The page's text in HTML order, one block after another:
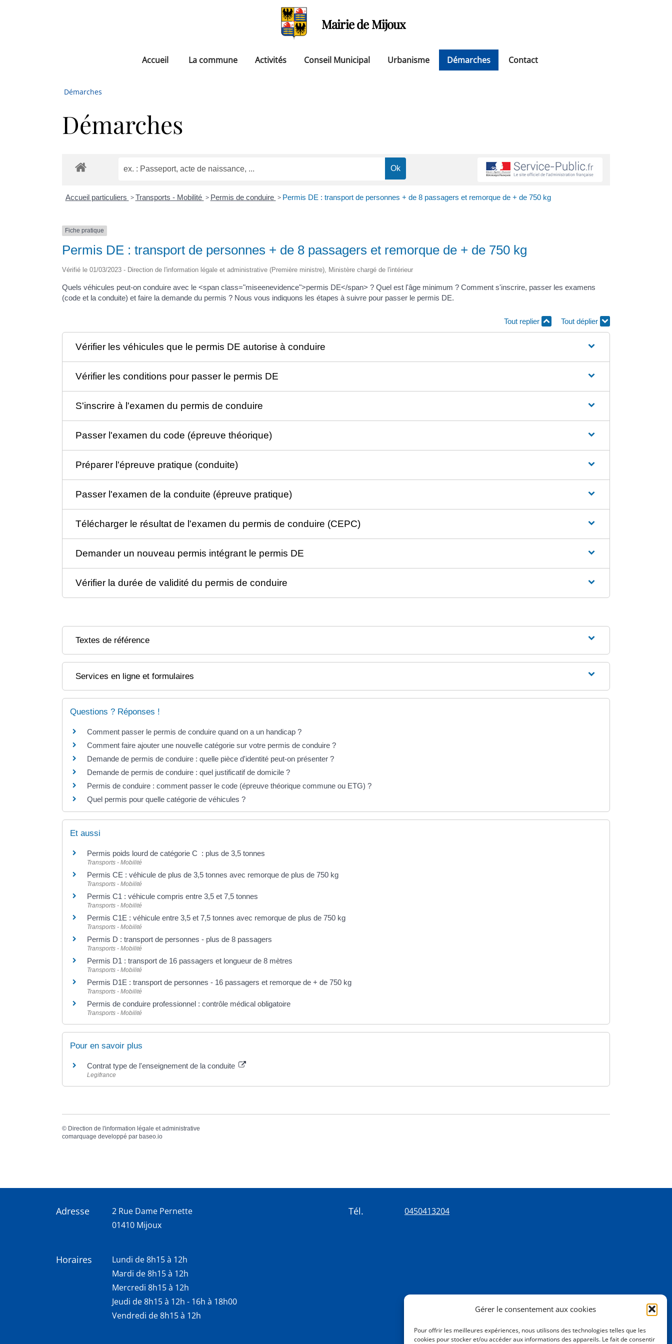
Gérer le consentement aux cookies
Pour offrir les meilleures expériences, nous utilisons des technologies telles que les
cookies pour stocker et/ou accéder aux informations des appareils. Le fait de consentir
Mairie de Mijoux
Accueil La commune Activités Conseil Municipal Urbanisme Démarches Contact
Démarches
Démarches
Accueil particuliers > Transports - Mobilité > Permis de conduire > Permis DE : transport de personnes + de 8 passagers et remorque de + de 750 kg
Fiche pratique
Permis DE : transport de personnes + de 8 passagers et remorque de + de 750 kg
Vérifié le 01/03/2023 - Direction de l'information légale et administrative (Première ministre), Ministère chargé de l'intérieur
Quels véhicules peut-on conduire avec le <span class="miseenevidence">permis DE</span> ? Quel est l'âge minimum ? Comment s'inscrire, passer les examens
(code et la conduite) et faire la demande du permis ? Nous vous indiquons les étapes à suivre pour passer le permis DE.
Tout replier Tout déplier
Vérifier les véhicules que le permis DE autorise à conduire
Vérifier les conditions pour passer le permis DE
S'inscrire à l'examen du permis de conduire
Passer l'examen du code (épreuve théorique)
Préparer l'épreuve pratique (conduite)
Passer l'examen de la conduite (épreuve pratique)
Télécharger le résultat de l'examen du permis de conduire (CEPC)
Demander un nouveau permis intégrant le permis DE
Vérifier la durée de validité du permis de conduire
Textes de référence
Services en ligne et formulaires
Questions ? Réponses !
Comment passer le permis de conduire quand on a un handicap ?
Comment faire ajouter une nouvelle catégorie sur votre permis de conduire ?
Demande de permis de conduire : quelle pièce d'identité peut-on présenter ?
Demande de permis de conduire : quel justificatif de domicile ?
Permis de conduire : comment passer le code (épreuve théorique commune ou ETG) ?
Quel permis pour quelle catégorie de véhicules ?
Et aussi
Permis poids lourd de catégorie C : plus de 3,5 tonnes
Transports - Mobilité
Permis CE : véhicule de plus de 3,5 tonnes avec remorque de plus de 750 kg
Transports - Mobilité
Permis C1 : véhicule compris entre 3,5 et 7,5 tonnes
Transports - Mobilité
Permis C1E : véhicule entre 3,5 et 7,5 tonnes avec remorque de plus de 750 kg
Transports - Mobilité
Permis D : transport de personnes - plus de 8 passagers
Transports - Mobilité
Permis D1 : transport de 16 passagers et longueur de 8 mètres
Transports - Mobilité
Permis D1E : transport de personnes - 16 passagers et remorque de + de 750 kg
Transports - Mobilité
Permis de conduire professionnel : contrôle médical obligatoire
Transports - Mobilité
Pour en savoir plus
Contrat type de l'enseignement de la conduite
Legifrance
© Direction de l'information légale et administrative
comarquage developpé par baseo.io
Adresse
2 Rue Dame Pernette
01410 Mijoux
Horaires
Lundi de 8h15 à 12h
Mardi de 8h15 à 12h
Mercredi 8h15 à 12h
Jeudi de 8h15 à 12h - 16h à 18h00
Vendredi de 8h15 à 12h
Tél. 0450413204